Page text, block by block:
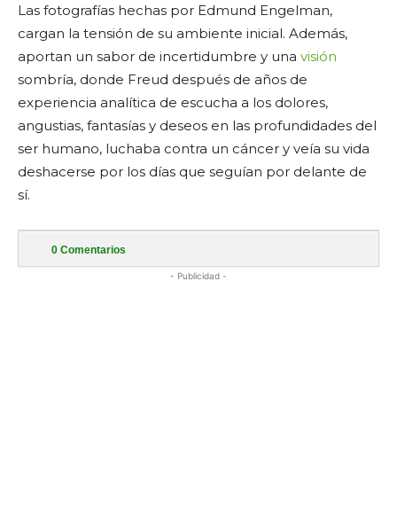
Las fotografías hechas por Edmund Engelman,
cargan la tensión de su ambiente inicial. Además,
aportan un sabor de incertidumbre y una visión
sombría, donde Freud después de años de
experiencia analítica de escucha a los dolores,
angustias, fantasías y deseos en las profundidades del
ser humano, luchaba contra un cáncer y veía su vida
deshacerse por los días que seguían por delante de
sí.
0 Comentarios
- Publicidad -